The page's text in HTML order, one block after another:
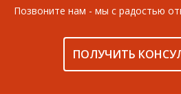
Позвоните нам - мы с радостью
ПОЛУЧИТЬ